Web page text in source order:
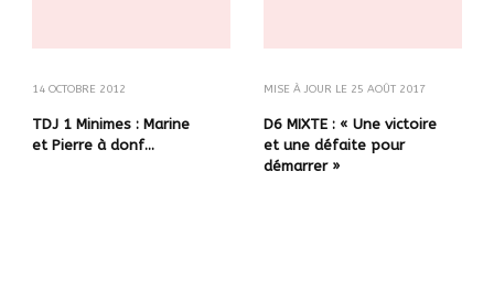
14 OCTOBRE 2012
TDJ 1 Minimes : Marine
et Pierre à donf…
MISE À JOUR LE 25 AOÛT 2017
D6 MIXTE : « Une victoire
et une défaite pour
démarrer »